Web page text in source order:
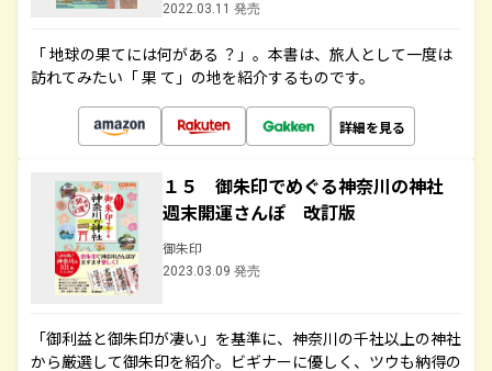
2022.03.11 発売
「 地球の果てには何がある ？」。本書は、旅人として一度は
訪れてみたい「 果 て」の地を紹介するものです。
詳細を見る
１５ 御朱印でめぐる神奈川の神社
週末開運さんぽ 改訂版
御朱印
2023.03.09 発売
「御利益と御朱印が凄い」を基準に、神奈川の千社以上の神社
から厳選して御朱印を紹介。ビギナーに優しく、ツウも納得の